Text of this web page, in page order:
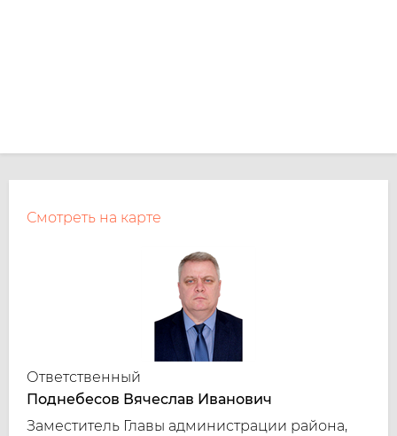
Смотреть на карте
Ответственный
Поднебесов Вячеслав Иванович
Заместитель Главы администрации района,